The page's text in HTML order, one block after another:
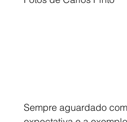
Sempre aguardado